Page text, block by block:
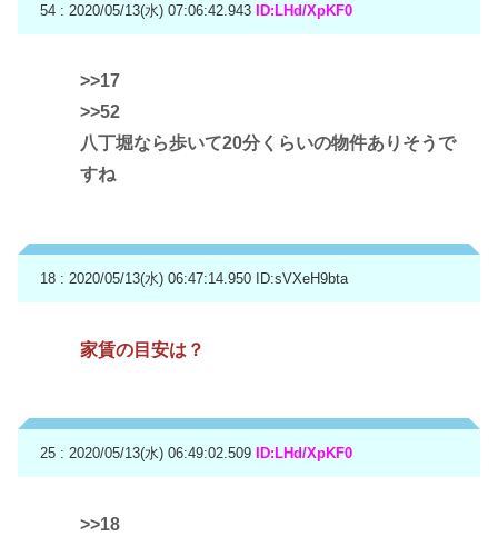
54 : 2020/05/13(水) 07:06:42.943 ID:LHd/XpKF0
>>17
>>52
八丁堀なら歩いて20分くらいの物件ありそうで
すね
18 : 2020/05/13(水) 06:47:14.950 ID:sVXeH9bta
家賃の目安は？
25 : 2020/05/13(水) 06:49:02.509 ID:LHd/XpKF0
>>18